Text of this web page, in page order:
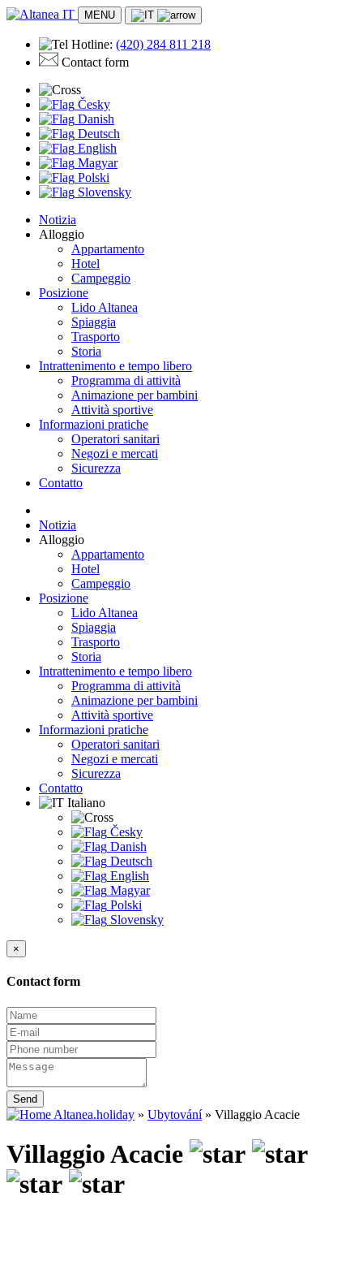
MENU
Hotline: (420) 284 811 218
Contact form
Česky
Danish
Deutsch
English
Magyar
Polski
Slovensky
Notizia
Alloggio
Appartamento
Hotel
Campeggio
Posizione
Lido Altanea
Spiaggia
Trasporto
Storia
Intrattenimento e tempo libero
Programma di attività
Animazione per bambini
Attività sportive
Informazioni pratiche
Operatori sanitari
Negozi e mercati
Sicurezza
Contatto
Notizia
Alloggio
Appartamento
Hotel
Campeggio
Posizione
Lido Altanea
Spiaggia
Trasporto
Storia
Intrattenimento e tempo libero
Programma di attività
Animazione per bambini
Attività sportive
Informazioni pratiche
Operatori sanitari
Negozi e mercati
Sicurezza
Contatto
Italiano
Česky
Danish
Deutsch
English
Magyar
Polski
Slovensky
×
Contact form
Send
Altanea.holiday » Ubytování» Villaggio Acacie
Villaggio Acacie